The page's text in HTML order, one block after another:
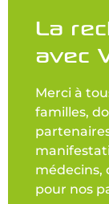
La
avec
Merci à
familles,
médecins,
pour nos